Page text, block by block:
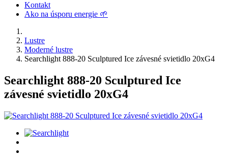
Kontakt
Ako na úsporu energie 🌱
Lustre
Moderné lustre
Searchlight 888-20 Sculptured Ice závesné svietidlo 20xG4
Searchlight 888-20 Sculptured Ice
závesné svietidlo 20xG4